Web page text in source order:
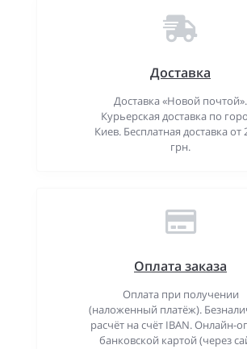
Доставка
Доставка «Новой почтой».
Курьерская доставка по
Киев. Бесплатная доставка от
грн.
Оплата заказа
Оплата при получении
(наложенный платёж).
расчёт на счёт IBAN. Онлайн-
банковской картой (через